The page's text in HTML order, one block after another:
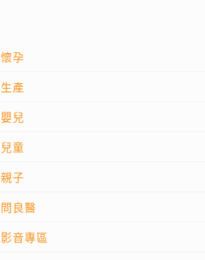
懷孕
生產
嬰兒
兒童
親子
問良醫
影音專區